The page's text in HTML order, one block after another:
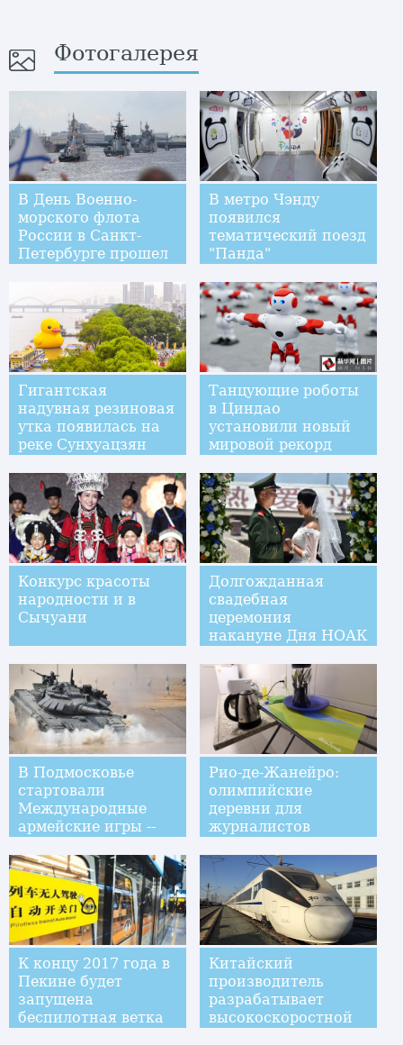
Фотогалерея
В День Военно-
морского флота
России в Санкт-
Петербурге прошел
В метро Чэнду
появился
тематический поезд
"Панда"
Гигантская
надувная резиновая
утка появилась на
реке Сунхуацзян
Танцующие роботы
в Циндао
установили новый
мировой рекорд
Конкурс красоты
народности и в
Сычуани
Долгожданная
свадебная
церемония
накануне Дня НОАК
В Подмосковье
стартовали
Международные
армейские игры --
Рио-де-Жанейро:
олимпийские
деревни для
журналистов
К концу 2017 года в
Пекине будет
запущена
беспилотная ветка
Китайский
производитель
разрабатывает
высокоскоростной